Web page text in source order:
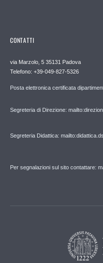
CONTATTI
via Marzolo, 5 35131 Padova
Telefono: +39-049-827-5326
Posta elettronica certificata
Segreteria di Direzione:
Segreteria Didattica:
Per segnalazioni sul sito contattare: